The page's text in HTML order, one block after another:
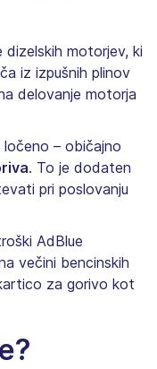
dizelskih motorjev, ki
iz izpušnih plinov
delovanje motorja
– običajno
. To je dodaten
pri poslovanju
AdBlue
večini bencinskih
za gorivo kot